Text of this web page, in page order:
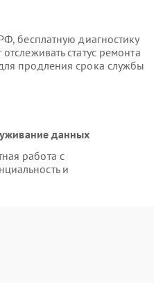
бесплатную диагностику
статус ремонта
продления срока службы
данных
работа с
и